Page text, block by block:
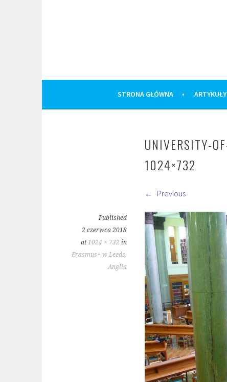
STRONA GŁÓWNA ARTYKUŁY
UNIVERSITY-
1024×732
Previous
Published
2 czerwca 2018
at1024 × 732 in
Erasmus+ w Leeds,
Anglia